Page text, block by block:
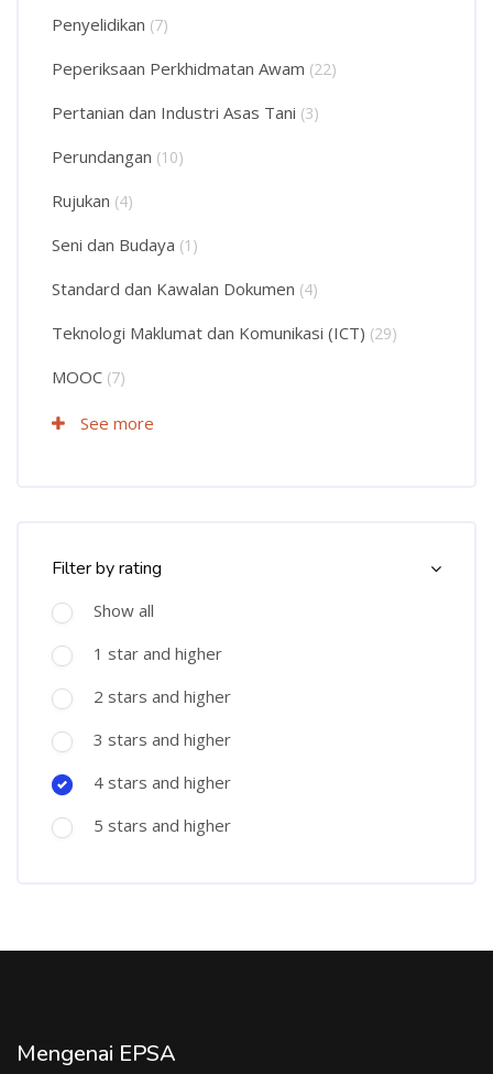
Penyelidikan (7)
Peperiksaan Perkhidmatan Awam (22)
Pertanian dan Industri Asas Tani (3)
Perundangan (10)
Rujukan (4)
Seni dan Budaya (1)
Standard dan Kawalan Dokumen (4)
Teknologi Maklumat dan Komunikasi (ICT) (29)
MOOC (7)
See more
Filter by rating
Show all
1 star and higher
2 stars and higher
3 stars and higher
4 stars and higher
5 stars and higher
Mengenai EPSA